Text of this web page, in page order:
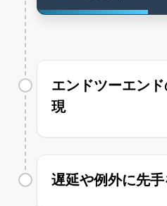
エンドツーエン
現
遅延や例外に先